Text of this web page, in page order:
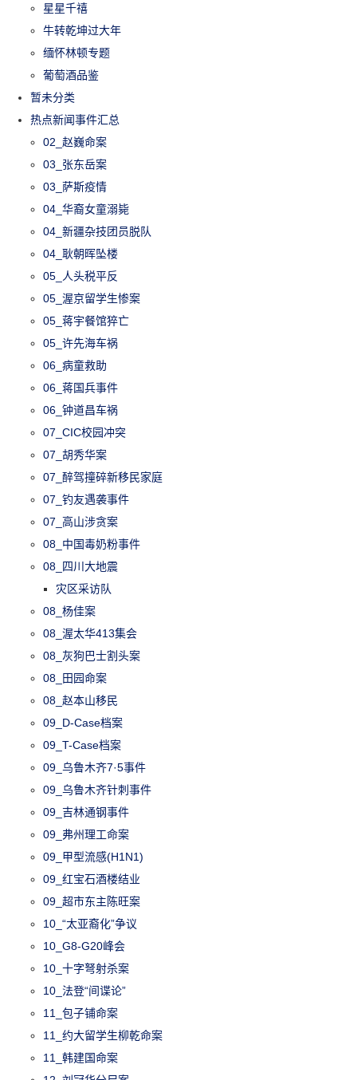
星星千禧
牛转乾坤过大年
缅怀林顿专题
葡萄酒品鉴
暂未分类
热点新闻事件汇总
02_赵巍命案
03_张东岳案
03_萨斯疫情
04_华裔女童溺毙
04_新疆杂技团员脱队
04_耿朝晖坠楼
05_人头税平反
05_渥京留学生惨案
05_蒋宇餐馆猝亡
05_许先海车祸
06_病童救助
06_蒋国兵事件
06_钟道昌车祸
07_CIC校园冲突
07_胡秀华案
07_醉驾撞碎新移民家庭
07_钓友遇袭事件
07_高山涉贪案
08_中国毒奶粉事件
08_四川大地震
灾区采访队
08_杨佳案
08_渥太华413集会
08_灰狗巴士割头案
08_田园命案
08_赵本山移民
09_D-Case档案
09_T-Case档案
09_乌鲁木齐7·5事件
09_乌鲁木齐针刺事件
09_吉林通钢事件
09_弗州理工命案
09_甲型流感(H1N1)
09_红宝石酒楼结业
09_超市东主陈旺案
10_“太亚裔化”争议
10_G8-G20峰会
10_十字弩射杀案
10_法登“间谍论”
11_包子铺命案
11_约大留学生柳乾命案
11_韩建国命案